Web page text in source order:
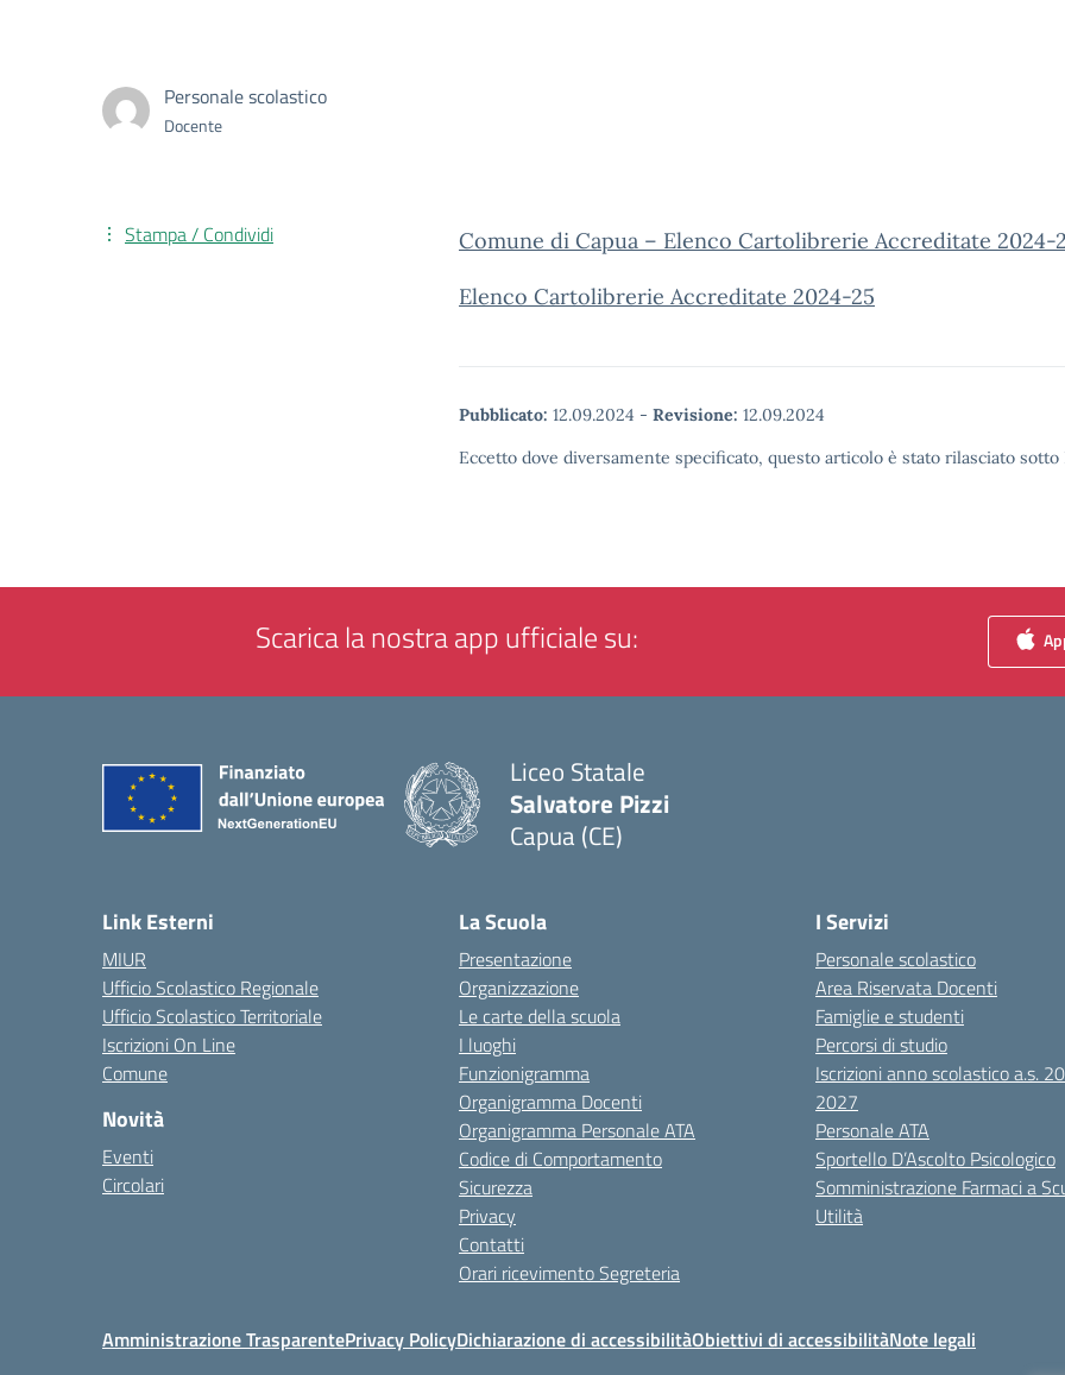
Personale scolastico
Docente
Comune di Capua – Elenco Cartolibrerie Accreditate 2024-
Elenco Cartolibrerie Accreditate 2024-25
Pubblicato: 12.09.2024 - Revisione: 12.09.2024
Eccetto dove diversamente specificato, questo articolo è stato rilasciato
Stampa / Condividi
Scarica la nostra app ufficiale su:
Liceo Statale
Salvatore Pizzi
Capua (CE)
Link Esterni
MIUR
Ufficio Scolastico Regionale
Ufficio Scolastico Territoriale
Iscrizioni On Line
Comune
Novità
Eventi
Circolari
La Scuola
Presentazione
Organizzazione
Le carte della scuola
I luoghi
Funzionigramma
Organigramma Docenti
Organigramma Personale ATA
Codice di Comportamento
Sicurezza
Privacy
Contatti
Orari ricevimento Segreteria
I Servizi
Personale scolastico
Area Riservata Docenti
Famiglie e studenti
Percorsi di studio
Iscrizioni anno scolastico a.s.
2027
Personale ATA
Sportello D’Ascolto Psicologico
Somministrazione Farmaci a
Utilità
Amministrazione TrasparentePrivacy PolicyDichiarazione di accessibilitàObiettivi di accessibilitàNote legali